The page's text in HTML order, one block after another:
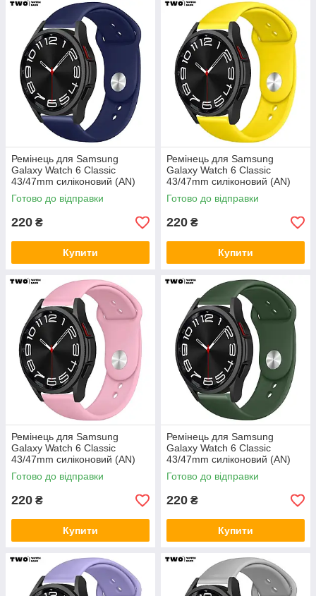
Ремінець для Samsung
Galaxy Watch 6 Classic
43/47mm силіконовий (AN)
Темно синій
Готово до відправки
220 ₴
Купити
Ремінець для Samsung
Galaxy Watch 6 Classic
43/47mm силіконовий (AN)
Жовтий
Готово до відправки
220 ₴
Купити
Ремінець для Samsung
Galaxy Watch 6 Classic
43/47mm силіконовий (AN)
Рожевий
Готово до відправки
220 ₴
Купити
Ремінець для Samsung
Galaxy Watch 6 Classic
43/47mm силіконовий (AN)
Хакі
Готово до відправки
220 ₴
Купити